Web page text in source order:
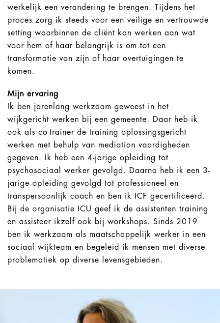
werkelijk een verandering te brengen. Tijdens het
proces zorg ik steeds voor een veilige en vertrouwde
setting waarbinnen de cliënt kan werken aan wat
voor hem of haar belangrijk is om tot een
transformatie van zijn of haar overtuigingen te
komen.
Mijn ervaring
Ik ben jarenlang werkzaam geweest in het
wijkgericht werken bij een gemeente. Daar heb ik
ook als co-trainer de training oplossingsgericht
werken met behulp van mediation vaardigheden
gegeven. Ik heb een 4-jarige opleiding tot
psychosociaal werker gevolgd. Daarna heb ik een 3-
jarige opleiding gevolgd tot professioneel en
transpersoonlijk coach en ben ik ICF gecertificeerd.
Bij de organisatie ICU geef ik de assistenten training
en assisteer ikzelf ook bij workshops. Sinds 2019
ben ik werkzaam als maatschappelijk werker in een
sociaal wijkteam en begeleid ik mensen met diverse
problematiek op diverse levensgebieden.